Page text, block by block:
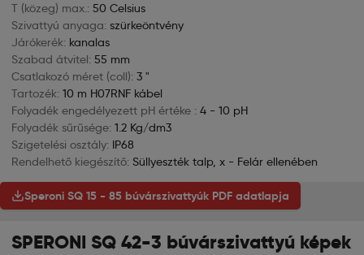
T (közeg) max.: 50 Celsius
Szivattyú anyaga: szürkeöntvény
Járókerék: kanalas
Szabad átvitel: 55 mm
Csatlakozó méret (coll): 3 "
Tartozék: 10 m H07RNF kábel
Folyadék engedélyezett pH értéke : 4 - 10 pH
Folyadék sűrűsége: 1.2 Kg/dm3
Szigetelési osztály: IP68
Rendelhető kiegészítő: Süllyeszték talp, x - Felár ellenében
Speroni SQ 15 - 85 búvárszivattyúk PDF adatlapja
SPERONI SQ 42-3 búvárszivattyú képek